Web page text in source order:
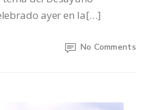
ayer en la[…]
No Comments